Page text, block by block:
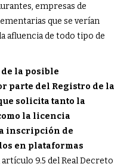
empresas de
que se verían
afluencia de todo tipo de
de la posible
parte del Registro de la
solicita tanto la
la licencia
inscripción de
en plataformas
9.5 del Real Decreto